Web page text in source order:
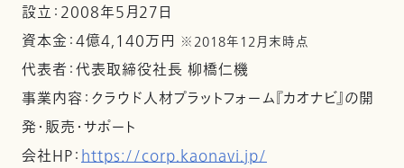
設立：2008年5月27日
資本金：4億4,140万円 ※2018年12月末時点
代表者：代表取締役社長 柳橋仁機
事業内容：クラウド人材プラットフォーム『カオナビ』の開
発・販売・サポート
会社HP： https://corp.kaonavi.jp/